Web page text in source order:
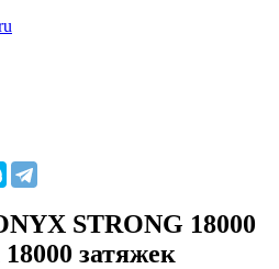
STRONG 18000
затяжек